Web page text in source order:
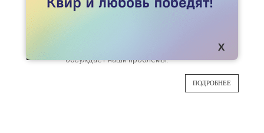
07
обсуждает наши проблемы.
ПОДРОБНЕЕ